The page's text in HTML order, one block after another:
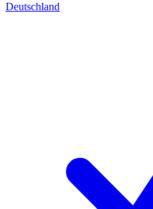
Deutschland